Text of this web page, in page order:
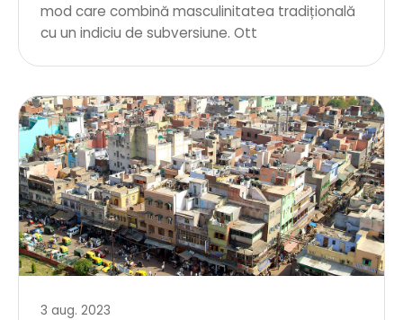
mod care combină masculinitatea tradițională
cu un indiciu de subversiune. Ott
3 aug. 2023